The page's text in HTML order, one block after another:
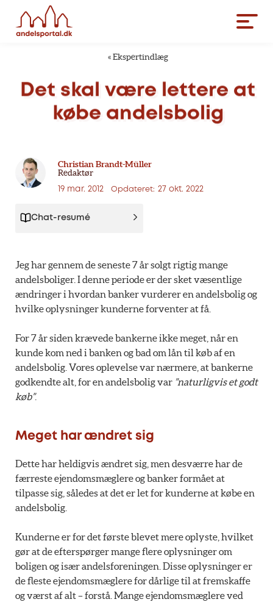
«Ekspertindlæg
Det skal være lettere at
købe andelsbolig
Christian Brandt-Müller
Redaktør
19 mar. 2012 Opdateret: 27 okt. 2022
Chat-resumé
Jeg har gennem de seneste 7 år solgt rigtig mange
andelsboliger. I denne periode er der sket væsentlige
ændringer i hvordan banker vurderer en andelsbolig og
hvilke oplysninger kunderne forventer at få.
For 7 år siden krævede bankerne ikke meget, når en
kunde kom ned i banken og bad om lån til køb af en
andelsbolig. Vores oplevelse var nærmere, at bankerne
godkendte alt, for en andelsbolig var ”naturligvis et godt
køb”.
Meget har ændret sig
Dette har heldigvis ændret sig, men desværre har de
færreste ejendomsmæglere og banker formået at
tilpasse sig, således at det er let for kunderne at købe en
andelsbolig.
Kunderne er for det første blevet mere oplyste, hvilket
gør at de efterspørger mange flere oplysninger om
boligen og især andelsforeningen. Disse oplysninger er
de fleste ejendomsmæglere for dårlige til at fremskaffe
og værst af alt – forstå. Mange ejendomsmæglere ved